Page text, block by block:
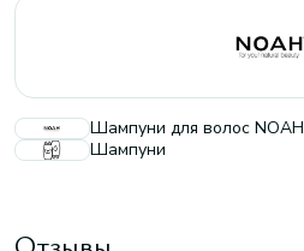
Шампуни для волос NOAH
Шампуни